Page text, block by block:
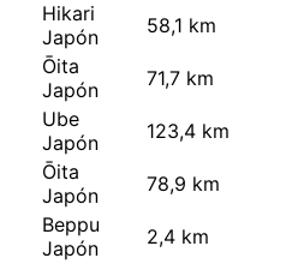
Hikari
Japón
58,1 km
Ōita
Japón
71,7 km
Ube
Japón
123,4 km
Ōita
Japón
78,9 km
Beppu
Japón
2,4 km